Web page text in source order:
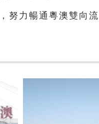
努力暢通粵澳雙向流